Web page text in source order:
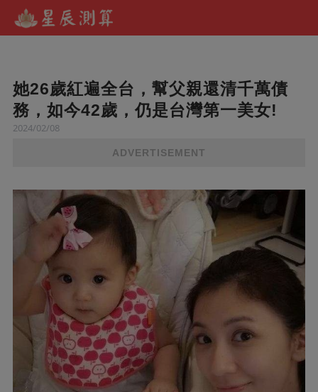
她26歲紅遍全台，幫父親還清千萬債
務，如今42歲，仍是台灣第一美女!
2024/02/08
ADVERTISEMENT